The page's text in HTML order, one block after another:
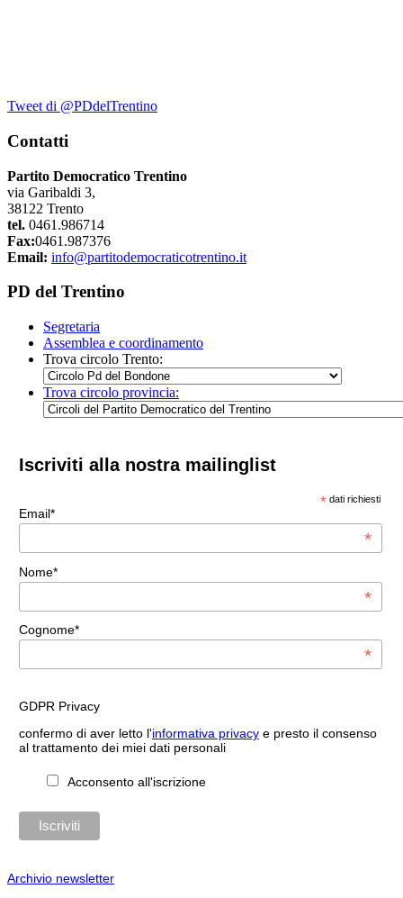
Tweet di @PDdelTrentino
Contatti
Partito Democratico Trentino
via Garibaldi 3,
38122 Trento
tel. 0461.986714
Fax:0461.987376
Email: info@partitodemocraticotrentino.it
PD del Trentino
Segretaria
Assemblea e coordinamento
Trova circolo Trento:
Trova circolo provincia:
Iscriviti alla nostra mailinglist
* dati richiesti
Email*
*
Nome*
*
Cognome*
*
GDPR Privacy
confermo di aver letto l'informativa privacye presto il consenso
al trattamento dei miei dati personali
Acconsento all'iscrizione
Archivio newsletter